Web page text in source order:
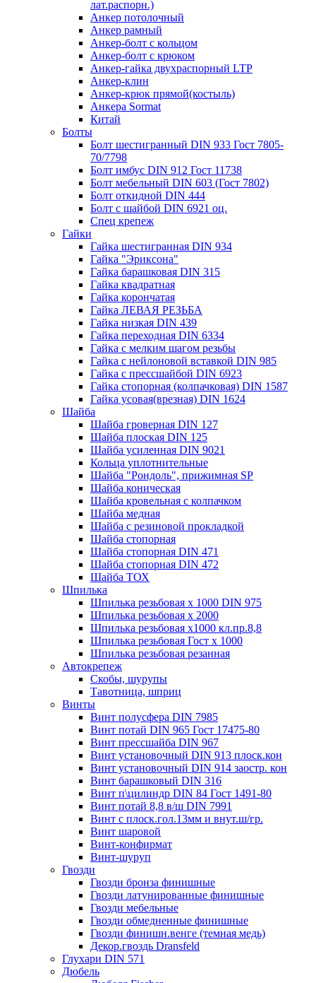
лат.распорн.)
Анкер потолочный
Анкер рамный
Анкер-болт с кольцом
Анкер-болт с крюком
Анкер-гайка двухраспорный LTP
Анкер-клин
Анкер-крюк прямой(костыль)
Анкера Sormat
Китай
Болты
Болт шестигранный DIN 933 Гост 7805-
70/7798
Болт имбус DIN 912 Гост 11738
Болт мебельный DIN 603 (Гост 7802)
Болт откидной DIN 444
Болт с шайбой DIN 6921 оц.
Спец крепеж
Гайки
Гайка шестигранная DIN 934
Гайка "Эриксона"
Гайка барашковая DIN 315
Гайка квадратная
Гайка корончатая
Гайка ЛЕВАЯ РЕЗЬБА
Гайка низкая DIN 439
Гайка переходная DIN 6334
Гайка с мелким шагом резьбы
Гайка с нейлоновой вставкой DIN 985
Гайка с прессшайбой DIN 6923
Гайка стопорная (колпачковая) DIN 1587
Гайка усовая(врезная) DIN 1624
Шайба
Шайба гроверная DIN 127
Шайба плоская DIN 125
Шайба усиленная DIN 9021
Кольца уплотнительные
Шайба "Рондоль", прижимная SP
Шайба коническая
Шайба кровельная с колпачком
Шайба медная
Шайба с резиновой прокладкой
Шайба стопорная
Шайба стопорная DIN 471
Шайба стопорная DIN 472
Шайба ТОХ
Шпилька
Шпилька резьбовая х 1000 DIN 975
Шпилька резьбовая х 2000
Шпилька резьбовая х1000 кл.пр.8,8
Шпилька резьбовая Гост х 1000
Шпилька резьбовая резанная
Автокрепеж
Скобы, шурупы
Тавотница, шприц
Винты
Винт полусфера DIN 7985
Винт потай DIN 965 Гост 17475-80
Винт прессшайба DIN 967
Винт установочный DIN 913 плоск.кон
Винт установочный DIN 914 заостр. кон
Винт барашковый DIN 316
Винт п\цилиндр DIN 84 Гост 1491-80
Винт потай 8,8 в/ш DIN 7991
Винт с плоск.гол.13мм и внут.ш/гр.
Винт шаровой
Винт-конфирмат
Винт-шуруп
Гвозди
Гвозди бронза финишные
Гвозди латунированные финишные
Гвозди мебельные
Гвозди обмедненные финишные
Гвозди финишн.венге (темная медь)
Декор.гвоздь Dransfeld
Глухари DIN 571
Дюбель